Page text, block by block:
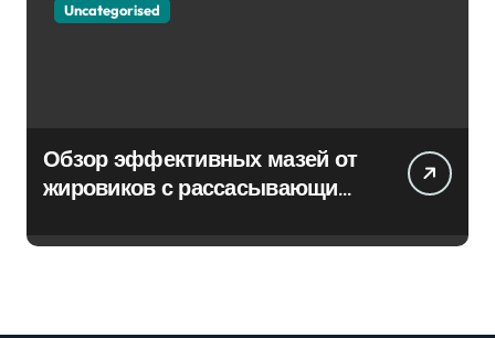
Uncategorised
Обзор эффективных мазей от
жировиков с рассасывающим